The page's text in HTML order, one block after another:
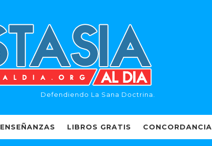
Defendiendo La Sana Doctrina.
ENSEÑANZAS LIBROS GRATIS CONCORDANCIA